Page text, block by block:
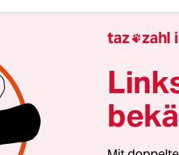
die Bundesregierung auf
regierte,
für die eigene
Coronainfektion im
für die Bewohner der
taz zahl